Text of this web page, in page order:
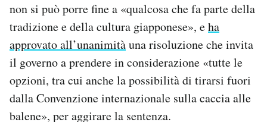
non si può porre fine a «qualcosa che fa parte della
tradizione e della cultura giapponese», eha
approvato all’unanimitàuna risoluzione che invita
il governo a prendere in considerazione «tutte le
opzioni, tra cui anche la possibilità di tirarsi fuori
dalla Convenzione internazionale sulla caccia alle
balene», per aggirare la sentenza.